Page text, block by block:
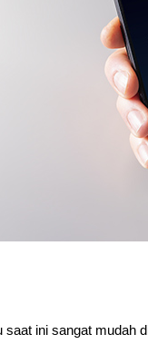
ini sangat mudah